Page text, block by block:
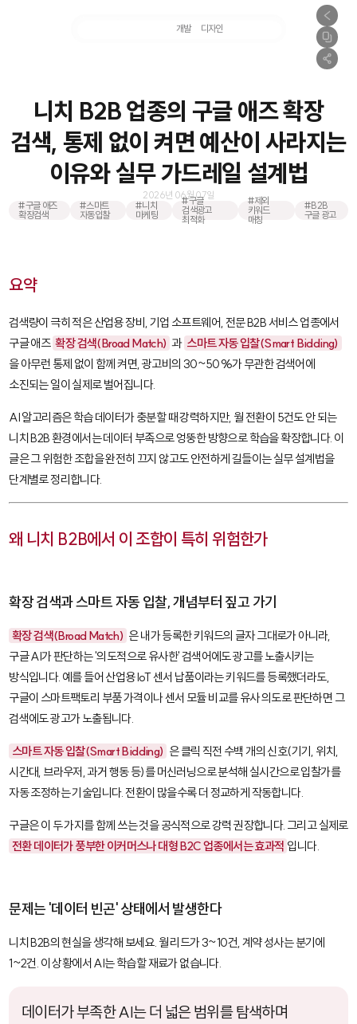
개발 디자인
니치 B2B 업종의 구글 애즈 확장
검색, 통제 없이 켜면 예산이 사라지는
이유와 실무 가드레일 설계법
2026년 06월 07일
#구글 애즈
확장검색
#스마트
자동입찰
#니치
마케팅
#구글
검색광고
최적화
#제외
키워드
매칭
#B2B
구글 광고
요약
검색량이 극히 적은 산업용 장비, 기업 소프트웨어, 전문 B2B 서비스 업종에서
구글 애즈 확장 검색(Broad Match) 과 스마트 자동 입찰(Smart Bidding)
을 아무런 통제 없이 함께 켜면, 광고비의 30~50%가 무관한 검색어에
소진되는 일이 실제로 벌어집니다.
AI 알고리즘은 학습 데이터가 충분할 때 강력하지만, 월 전환이 5건도 안 되는
니치 B2B 환경에서는 데이터 부족으로 엉뚱한 방향으로 학습을 확장합니다. 이
글은 그 위험한 조합을 완전히 끄지 않고도 안전하게 길들이는 실무 설계법을
단계별로 정리합니다.
왜 니치 B2B에서 이 조합이 특히 위험한가
확장 검색과 스마트 자동 입찰, 개념부터 짚고 가기
확장 검색(Broad Match) 은 내가 등록한 키워드의 글자 그대로가 아니라,
구글 AI가 판단하는 '의도적으로 유사한' 검색어에도 광고를 노출시키는
방식입니다. 예를 들어산업용 IoT 센서 납품이라는 키워드를 등록했더라도,
구글이 스마트팩토리 부품 가격이나센서 모듈 비교를 유사 의도로 판단하면 그
검색에도 광고가 노출됩니다.
스마트 자동 입찰(Smart Bidding) 은 클릭 직전 수백 개의 신호(기기, 위치,
시간대, 브라우저, 과거 행동 등)를 머신러닝으로 분석해 실시간으로 입찰가를
자동 조정하는 기술입니다. 전환이 많을수록 더 정교하게 작동합니다.
구글은 이 두 가지를 함께 쓰는 것을 공식적으로 강력 권장합니다. 그리고 실제로
전환 데이터가 풍부한 이커머스나 대형 B2C 업종에서는 효과적 입니다.
문제는 '데이터 빈곤' 상태에서 발생한다
니치 B2B의 현실을 생각해 보세요. 월 리드가 3~10건, 계약 성사는 분기에
1~2건. 이 상황에서 AI는 학습할 재료가 없습니다.
데이터가 부족한 AI는 더 넓은 범위를 탐색하며